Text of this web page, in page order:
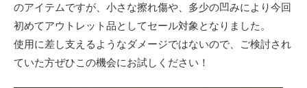
のアイテムですが、小さな擦れ傷や、多少の凹みにより今回
初めてアウトレット品としてセール対象となりました。
使用に差し支えるようなダメージではないので、ご検討され
ていた方ぜひこの機会にお試しください！